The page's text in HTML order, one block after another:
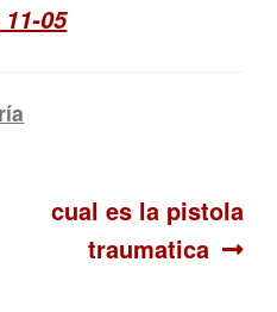
05
Siguiente:
cual es la pistola
traumatica